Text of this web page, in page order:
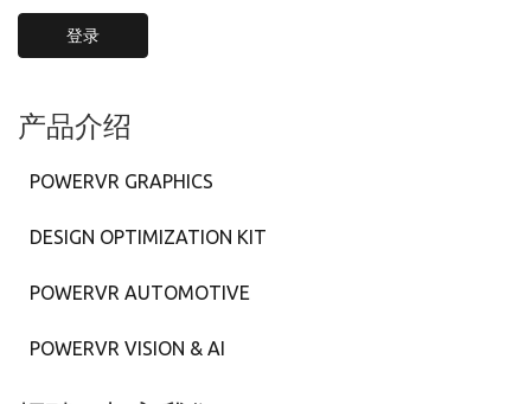
登录
产品介绍
POWERVR GRAPHICS
DESIGN OPTIMIZATION KIT
POWERVR AUTOMOTIVE
POWERVR VISION & AI